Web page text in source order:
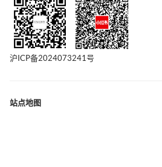
沪ICP备2024073241号
站点地图